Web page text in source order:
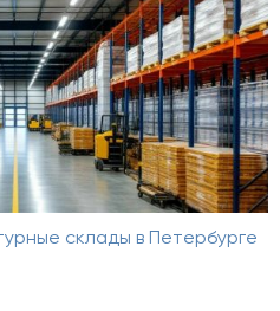
склады в Петербурге